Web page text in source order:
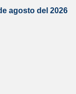
agosto del 2026